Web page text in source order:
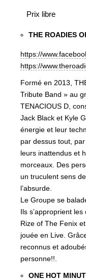
Prix libre
THE ROADIES
https://
https://
Formé en 2013,
Tribute Band » au
TENACIOUS D,
Jack Black et Kyle
énergie et leur
par dessus tout,
leurs inattendus et
morceaux. Des
un truculent sens
l’absurde.
Le Groupe se
Ils s’approprient
Rize of The Fenix
jouée en Live.
reconnus et
personne!!.
ONE HOT